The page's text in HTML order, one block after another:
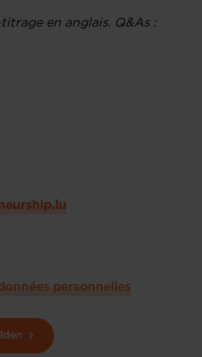
en anglais. Q&As :
personnelles